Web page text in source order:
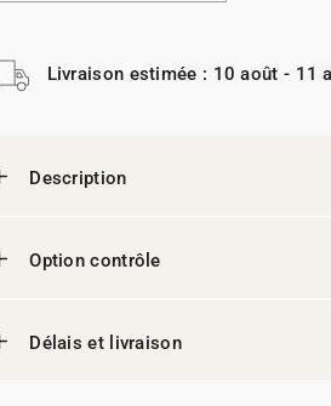
Livraison estimée : 10 août - 11
Description
Option contrôle
Délais et livraison